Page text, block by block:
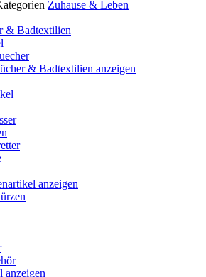
Zuhause & Leben
& Badtextilien
& Badtextilien anzeigen
anzeigen